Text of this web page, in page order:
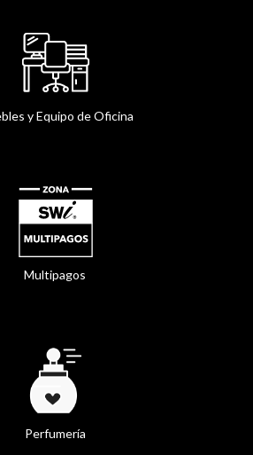
y Equipo de Oficina
Multipagos
Perfumería